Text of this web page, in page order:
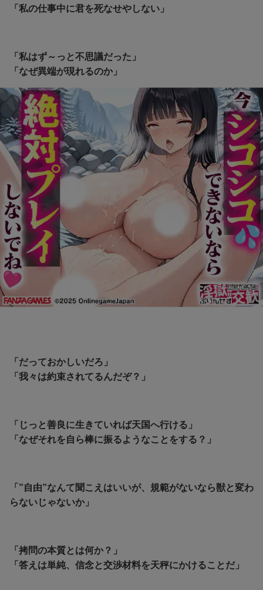
「私の仕事中に君を死なせやしない」
「私はず～っと不思議だった」
「なぜ異端が現れるのか」
「だっておかしいだろ」
「我々は約束されてるんだぞ？」
「じっと善良に生きていれば天国へ行ける」
「なぜそれを自ら棒に振るようなことをする？」
「”自由”なんて聞こえはいいが、規範がないなら獣と変わ
らないじゃないか」
「拷問の本質とは何か？」
「答えは単純、信念と交渉材料を天秤にかけることだ」